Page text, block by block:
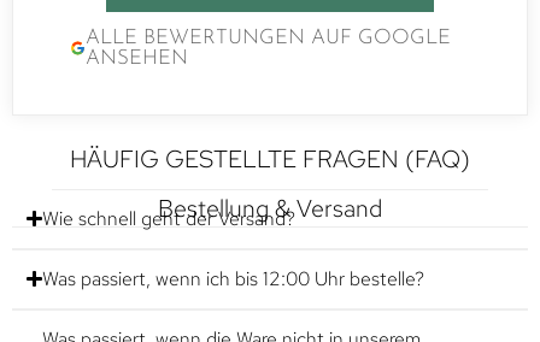
ALLE BEWERTUNGEN AUF GOOGLE
ANSEHEN
HÄUFIG GESTELLTE FRAGEN (FAQ)
Bestellung & Versand
Wie schnell geht der Versand?
Was passiert, wenn ich bis 12:00 Uhr bestelle?